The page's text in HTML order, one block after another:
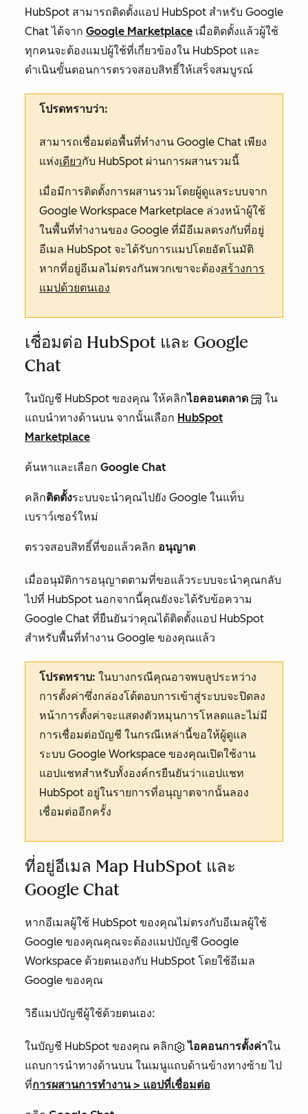
HubSpot สามารถติดตั้งแอป HubSpot สำหรับ Google
Chat ได้จาก Google Marketplace เมื่อติดตั้งแล้วผู้ใช้
ทุกคนจะต้องแมปผู้ใช้ที่เกี่ยวข้องใน HubSpot และ
ดำเนินขั้นตอนการตรวจสอบสิทธิ์ให้เสร็จสมบูรณ์
โปรดทราบว่า:
สามารถเชื่อมต่อพื้นที่ทำงาน Google Chat เพียง
แห่งเดียวกับ HubSpot ผ่านการผสานรวมนี้
เมื่อมีการติดตั้งการผสานรวมโดยผู้ดูแลระบบจาก
Google Workspace Marketplace ล่วงหน้าผู้ใช้
ในพื้นที่ทำงานของ Google ที่มีอีเมลตรงกับที่อยู่
อีเมล HubSpot จะได้รับการแมปโดยอัตโนมัติ
หากที่อยู่อีเมลไม่ตรงกันพวกเขาจะต้องสร้างการ
แมปด้วยตนเอง
เชื่อมต่อ HubSpot และ Google
Chat
ในบัญชี HubSpot ของคุณ ให้คลิกไอคอนตลาด
ใน
แถบนำทางด้านบน จากนั้นเลือก HubSpot
Marketplace
ค้นหาและเลือก Google Chat
คลิกติดตั้งระบบจะนำคุณไปยัง Google ในแท็บ
เบราว์เซอร์ใหม่
ตรวจสอบสิทธิ์ที่ขอแล้วคลิก อนุญาต
เมื่ออนุมัติการอนุญาตตามที่ขอแล้วระบบจะนำคุณกลับ
ไปที่ HubSpot นอกจากนี้คุณยังจะได้รับข้อความ
Google Chat ที่ยืนยันว่าคุณได้ติดตั้งแอป HubSpot
สำหรับพื้นที่ทำงาน Google ของคุณแล้ว
โปรดทราบ: ในบางกรณีคุณอาจพบลูประหว่าง
การตั้งค่าซึ่งกล่องโต้ตอบการเข้าสู่ระบบจะปิดลง
หน้าการตั้งค่าจะแสดงตัวหมุนการโหลดและไม่มี
การเชื่อมต่อบัญชี ในกรณีเหล่านี้ขอให้ผู้ดูแล
ระบบ Google Workspace ของคุณเปิดใช้งาน
แอปแชทสำหรับทั้งองค์กรยืนยันว่าแอปแชท
HubSpot อยู่ในรายการที่อนุญาตจากนั้นลอง
เชื่อมต่ออีกครั้ง
ที่อยู่อีเมล Map HubSpot และ
Google Chat
หากอีเมลผู้ใช้ HubSpot ของคุณไม่ตรงกับอีเมลผู้ใช้
Google ของคุณคุณจะต้องแมปบัญชี Google
Workspace ด้วยตนเองกับ HubSpot โดยใช้อีเมล
Google ของคุณ
วิธีแมปบัญชีผู้ใช้ด้วยตนเอง:
ในบัญชี HubSpot ของคุณ คลิก ไอคอนการตั้งค่าใน
แถบการนำทางด้านบน ในเมนูแถบด้านข้างทางซ้าย ไป
ที่การผสานการทำงาน> แอปที่เชื่อมต่อ